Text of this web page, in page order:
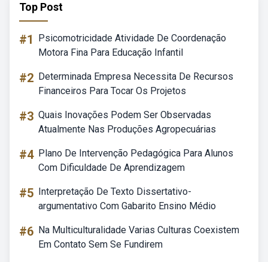
Top Post
#1
Psicomotricidade Atividade De Coordenação
Motora Fina Para Educação Infantil
#2 Determinada Empresa Necessita De Recursos
Financeiros Para Tocar Os Projetos
#3 Quais Inovações Podem Ser Observadas
Atualmente Nas Produções Agropecuárias
#4 Plano De Intervenção Pedagógica Para Alunos
Com Dificuldade De Aprendizagem
#5 Interpretação De Texto Dissertativo-
argumentativo Com Gabarito Ensino Médio
#6 Na Multiculturalidade Varias Culturas Coexistem
Em Contato Sem Se Fundirem